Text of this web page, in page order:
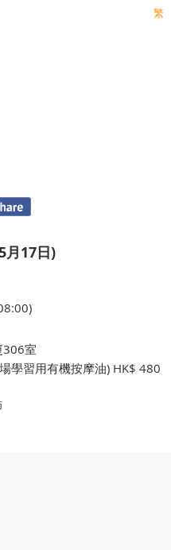
繁
月17日)
306室
學習用有機按摩油) HK$ 480